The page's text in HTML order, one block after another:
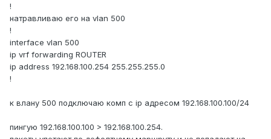
!
натравливаю его на vlan 500
!
interface vlan 500
ip vrf forwarding ROUTER
ip address 192.168.100.254 255.255.255.0
!
к влану 500 подключаю комп с ip адресом 192.168.100.100/24
пингую 192.168.100.100 > 192.168.100.254.